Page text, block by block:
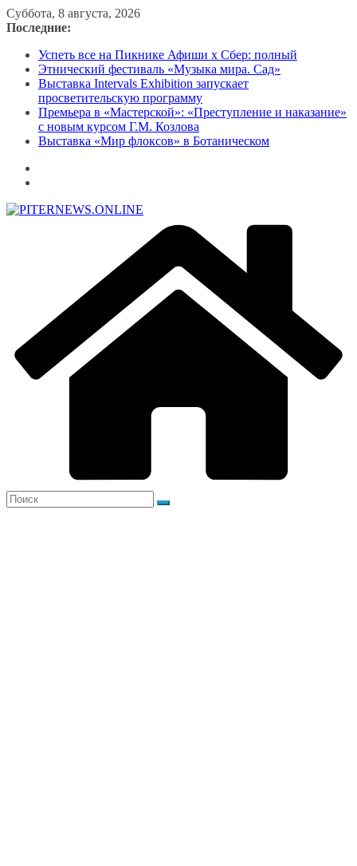
Перейти
к
Суббота, 8 августа, 2026
Последние:
Успеть все на Пикнике Афиши x Сбер: полный
Этнический фестиваль «Музыка мира. Сад»
Выставка Intervals Exhibition запускает
просветительскую программу
Премьера в «Мастерской»: «Преступление и наказание»
с новым курсом Г.М. Козлова
Выставка «Мир флоксов» в Ботаническом